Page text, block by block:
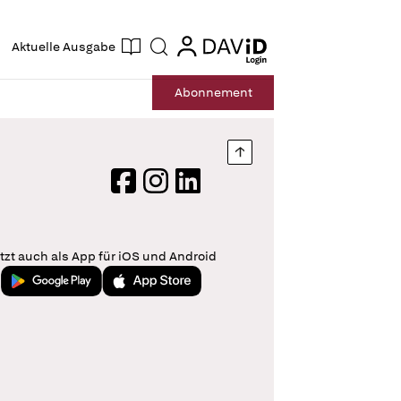
Aktuelle Ausgabe Suche login
login
Abonnement
Nach oben springen
FacebookInstagram
LinkedIn
auch als App für iOS und Android
Jetzt bei Google PlayLaden im App Store